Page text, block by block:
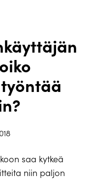
saa kytkeä
niin paljon